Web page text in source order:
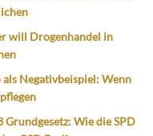
will Drogenhandel in
Negativbeispiel: Wenn
Grundgesetz: Wie die SPD